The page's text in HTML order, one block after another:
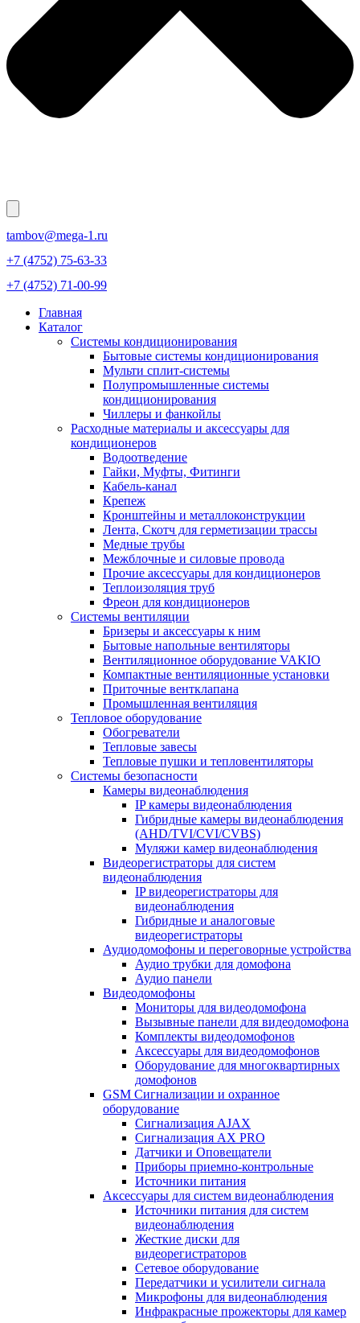
tambov@mega-1.ru
+7 (4752) 75-63-33
+7 (4752) 71-00-99
Главная
Каталог
Системы кондиционирования
Бытовые системы кондиционирования
Мульти сплит-системы
Полупромышленные системы
кондиционирования
Чиллеры и фанкойлы
Расходные материалы и аксессуары для
кондиционеров
Водоотведение
Гайки, Муфты, Фитинги
Кабель-канал
Крепеж
Кронштейны и металлоконструкции
Лента, Скотч для герметизации трассы
Медные трубы
Межблочные и силовые провода
Прочие аксессуары для кондиционеров
Теплоизоляция труб
Фреон для кондиционеров
Системы вентиляции
Бризеры и аксессуары к ним
Бытовые напольные вентиляторы
Вентиляционное оборудование VAKIO
Компактные вентиляционные установки
Приточные вентклапана
Промышленная вентиляция
Тепловое оборудование
Обогреватели
Тепловые завесы
Тепловые пушки и тепловентиляторы
Системы безопасности
Камеры видеонаблюдения
IP камеры видеонаблюдения
Гибридные камеры видеонаблюдения
(AHD/TVI/CVI/CVBS)
Муляжи камер видеонаблюдения
Видеорегистраторы для систем
видеонаблюдения
IP видеорегистраторы для
видеонаблюдения
Гибридные и аналоговые
видеорегистраторы
Аудиодомофоны и переговорные устройства
Аудио трубки для домофона
Аудио панели
Видеодомофоны
Мониторы для видеодомофона
Вызывные панели для видеодомофона
Комплекты видеодомофонов
Аксессуары для видеодомофонов
Оборудование для многоквартирных
домофонов
GSM Сигнализации и охранное
оборудование
Сигнализация AJAX
Сигнализация AX PRO
Датчики и Оповещатели
Приборы приемно-контрольные
Источники питания
Аксессуары для систем видеонаблюдения
Источники питания для систем
видеонаблюдения
Жесткие диски для
видеорегистраторов
Сетевое оборудование
Передатчики и усилители сигнала
Микрофоны для видеонаблюдения
Инфракрасные прожекторы для камер